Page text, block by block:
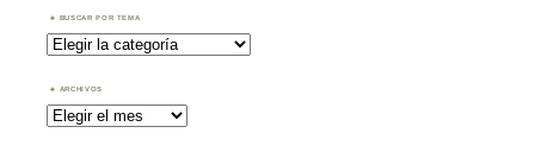
BUSCAR POR TEMA
Buscar
por
Tema
ARCHIVOS
Archivos